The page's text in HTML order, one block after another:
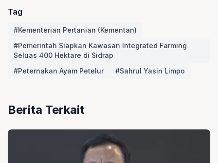
Tag
#Kementerian Pertanian (Kementan)
#Pemerintah Siapkan Kawasan Integrated Farming
Seluas 400 Hektare di Sidrap
#Peternakan Ayam Petelur
#Sahrul Yasin Limpo
Berita Terkait